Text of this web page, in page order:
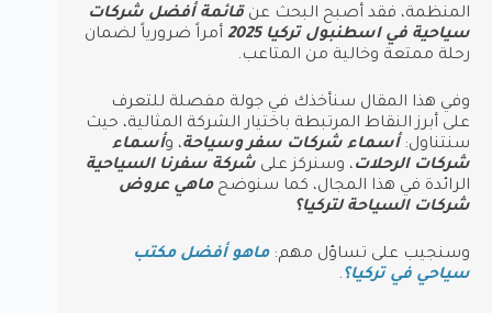
المنظمة، فقد أصبح البحث عن قائمة أفضل شركات
سياحية في اسطنبول تركيا 2025
أمراً ضرورياً لضمان
رحلة ممتعة وخالية من المتاعب.
وفي هذا المقال سنأخذك في جولة مفصلة للتعرف
على أبرز النقاط المرتبطة باختيار الشركة المثالية، حيث
سنتناول:أسماء شركات سفر وسياحة، وأسماء
شركات الرحلات، وسنركز على شركة سفرنا السياحية
الرائدة في هذا المجال، كما سنوضحماهي عروض
شركات السياحة لتركيا؟
وسنجيب على تساؤل مهم:ماهو أفضل مكتب
سياحي في تركيا؟.